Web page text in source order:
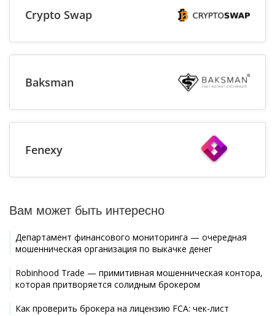
Crypto Swap
Baksman
Fenexy
Вам может быть интересно
Департамент финансового мониторинга — очередная
мошенническая организация по выкачке денег
Robinhood Trade — примитивная мошенническая контора,
которая притворяется солидным брокером
Как проверить брокера на лицензию FCA: чек-лист